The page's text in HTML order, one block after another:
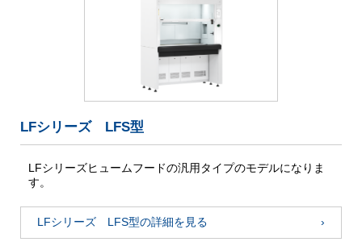
LFシリーズ LFS型
LFシリーズヒュームフードの汎用タイプのモデルになりま
す。
LFシリーズ LFS型の詳細を見る